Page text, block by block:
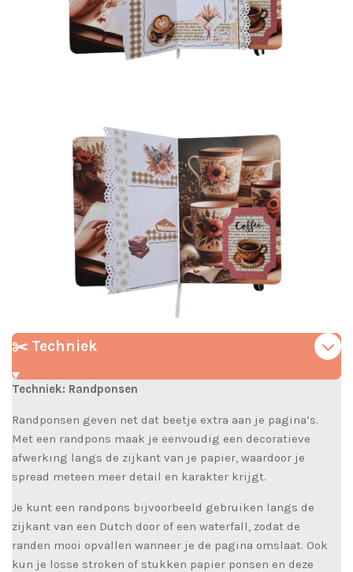
✂️ Techniek
Techniek: Randponsen
Randponsen geven net dat beetje extra aan je pagina’s.
Met een randpons maak je eenvoudig een decoratieve
afwerking langs de zijkant van je papier, waardoor je
spread meteen meer detail en karakter krijgt.
Je kunt een randpons bijvoorbeeld gebruiken langs de
zijkant van een Dutch door of een waterfall, zodat de
randen mooi opvallen wanneer je de pagina omslaat. Ook
kun je losse stroken of stukken papier ponsen en deze